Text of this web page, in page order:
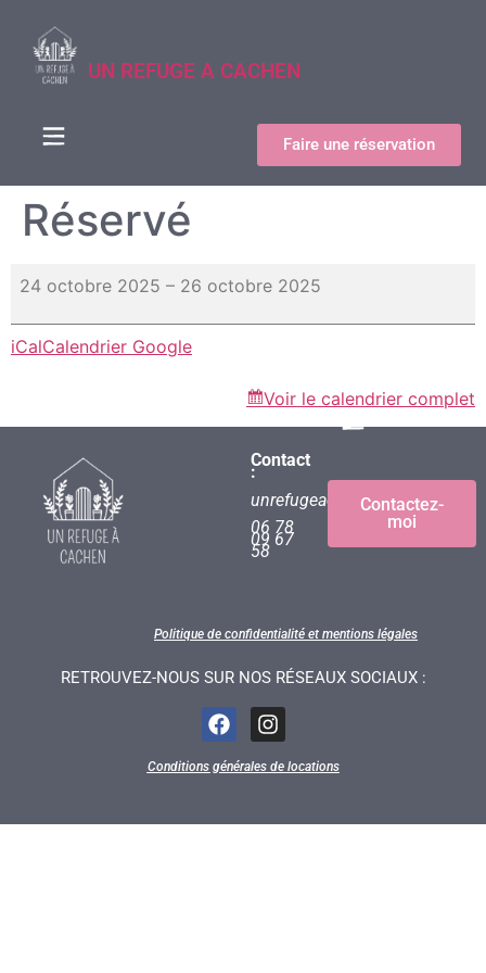
UN REFUGE A CACHEN
Faire une réservation
Réservé
24 octobre 2025 – 26 octobre 2025
iCalCalendrier Google
Voir le calendrier complet
Contact
:
unrefugeacachen@gmail.com
06 78
09 67
58
Contactez-
moi
Politique de confidentialité et mentions légales
RETROUVEZ-NOUS SUR NOS RÉSEAUX SOCIAUX :
Conditions générales de locations